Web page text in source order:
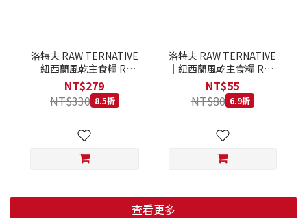
洛特夫 RAW TERNATIVE
｜紐西蘭風乾主食糧 RT3
羊肉 142g｜風乾主食糧 羊
肉 全齡犬 狗飼料
NT$279
NT$330 8.5折
洛特夫 RAW TERNATIVE
｜紐西蘭風乾主食糧 RT1
牛肉 25g｜風乾主食糧 牛
肉 全齡犬 狗飼料
NT$55
NT$80 6.9折
查看更多